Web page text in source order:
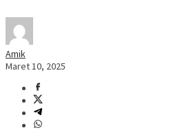
Amik
Maret 10, 2025